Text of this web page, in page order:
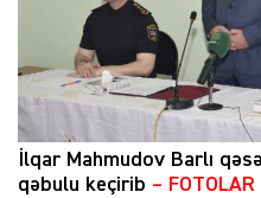
İlqar Mahmudov Barlı
qəbulu keçirib – FOTOLAR